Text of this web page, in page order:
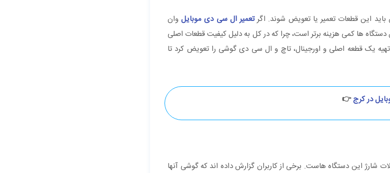
این قطعات تعمیر یا تعویض شوند. اگرتعمیر ال سی دی موبایلوان
ها کمی هزینه برتر است، چرا که در کل به دلیل کیفیت قطعات اصلی
یک قطعه اصلی و اورجینال، تاچ و ال سی دی گوشی را تعویض کرد تا
در کرج👉
شارژ این دستگاه هاست. برخی از کاربران گزارش داده اند که گوشی آنها